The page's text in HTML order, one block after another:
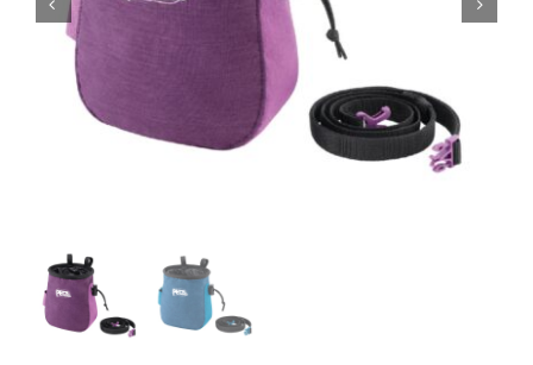
Escalade / Alpinisme
Bons Plans